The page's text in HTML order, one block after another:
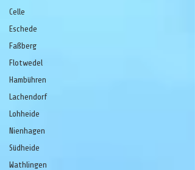
Celle
Eschede
Faßberg
Flotwedel
Hambühren
Lachendorf
Lohheide
Nienhagen
Südheide
Wathlingen